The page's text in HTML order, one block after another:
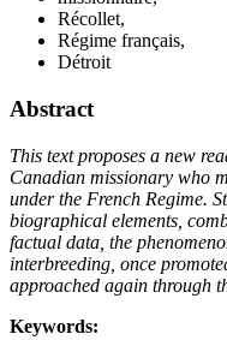
Récollet,
Régime français,
Détroit
Abstract
This text proposes a new
Canadian missionary who
under the French Regime.
biographical elements,
factual data, the
interbreeding, once
approached again through
Keywords: